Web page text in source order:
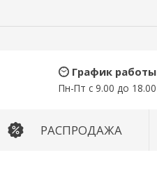
График работы
Пн-Пт с 9.00 до 18.00
РАСПРОДАЖА